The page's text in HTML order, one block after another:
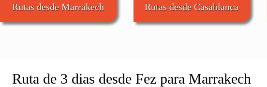
Rutas desde Marrakech Rutas desde Casablanca
Ruta de 3 dias desde Fez para Marrakech